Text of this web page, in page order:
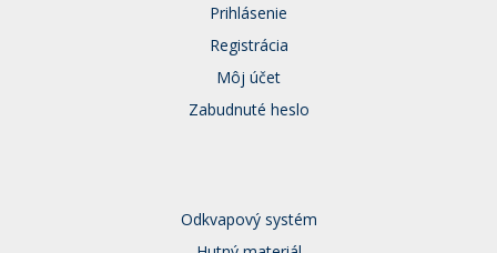
Prihlásenie
Registrácia
Môj účet
Zabudnuté heslo
Odkvapový systém